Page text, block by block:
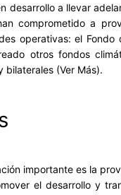
desarrollo a llevar
comprometido a
operativas: el
otros fondos
bilaterales (Ver Más).
importante es la
el desarrollo y